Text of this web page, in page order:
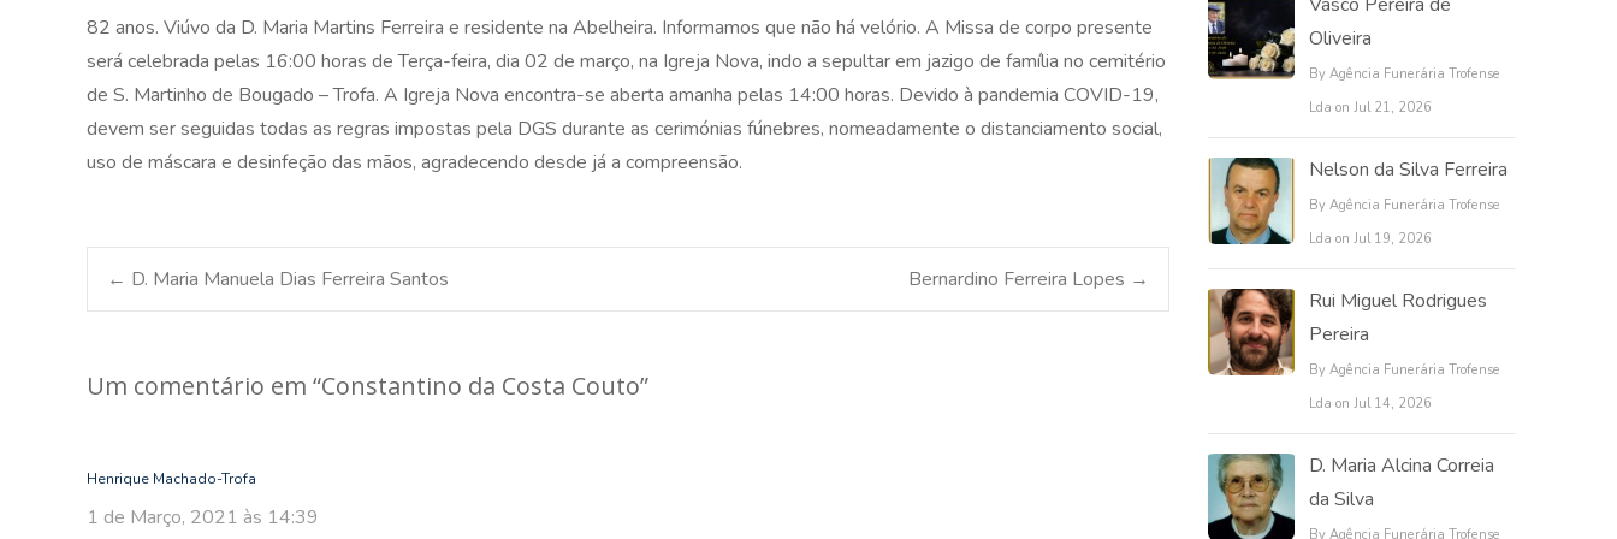
82 anos. Viúvo da D. Maria Martins Ferreira e residente na Abelheira. Informamos que não há velório. A Missa de corpo presente
será celebrada pelas 16:00 horas de Terça-feira, dia 02 de março, na Igreja Nova, indo a sepultar em jazigo de família no cemitério
de S. Martinho de Bougado – Trofa. A Igreja Nova encontra-se aberta amanha pelas 14:00 horas. Devido à pandemia COVID-19,
devem ser seguidas todas as regras impostas pela DGS durante as cerimónias fúnebres, nomeadamente o distanciamento social,
uso de máscara e desinfeção das mãos, agradecendo desde já a compreensão.
Post
navigation
← D. Maria Manuela Dias Ferreira Santos Bernardino Ferreira Lopes →
Um comentário em “Constantino da Costa Couto”
Henrique Machado-Trofa
1 de Março, 2021 às 14:39
Oliveira
By Agência Funerária Trofense
Lda on Jul 21, 2026
Nelson da Silva Ferreira
By Agência Funerária Trofense
Lda on Jul 19, 2026
Rui Miguel Rodrigues
Pereira
By Agência Funerária Trofense
Lda on Jul 14, 2026
D. Maria Alcina Correia
da Silva
By Agência Funerária Trofense